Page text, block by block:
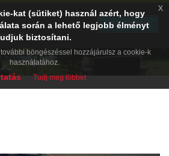
A vászon innenső
kat (sütiket) használ azért, hogy
során a lehető legjobb élményt
biztosítani.
böngészéssel hozzájárulsz a cookie-k
használatához.
Tudj meg többet
x
Play
TELEPÍTÉS